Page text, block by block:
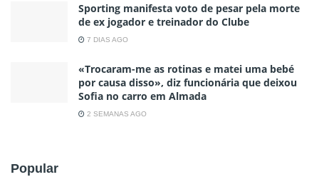
Sporting manifesta voto de pesar pela morte
de ex jogador e treinador do Clube
7 DIAS AGO
«Trocaram-me as rotinas e matei uma bebé
por causa disso», diz funcionária que deixou
Sofia no carro em Almada
2 SEMANAS AGO
Popular